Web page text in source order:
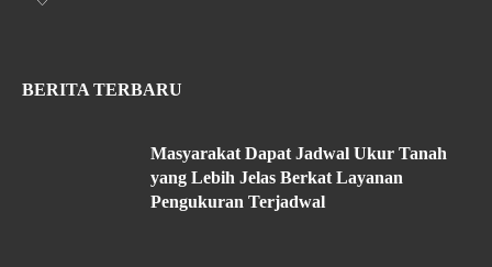
BERITA TERBARU
Masyarakat Dapat Jadwal Ukur Tanah
yang Lebih Jelas Berkat Layanan
Pengukuran Terjadwal